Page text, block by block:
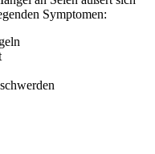
Symptomen: